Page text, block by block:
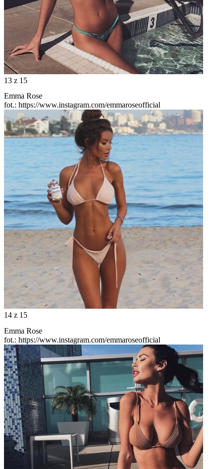
13 z 15
Emma Rose
fot.: https://www.instagram.com/emmaroseofficial
14 z 15
Emma Rose
fot.: https://www.instagram.com/emmaroseofficial